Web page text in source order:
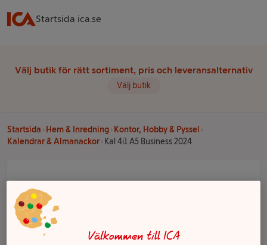
Startsida ica.se
Välj butik för rätt sortiment, pris och leveransalternativ
Välj butik
Startsida Hem & Inredning
Kontor, Hobby & Pyssel
Kalendrar & Almanackor Kal 4i1 A5 Business 2024
Välkommen till ICA